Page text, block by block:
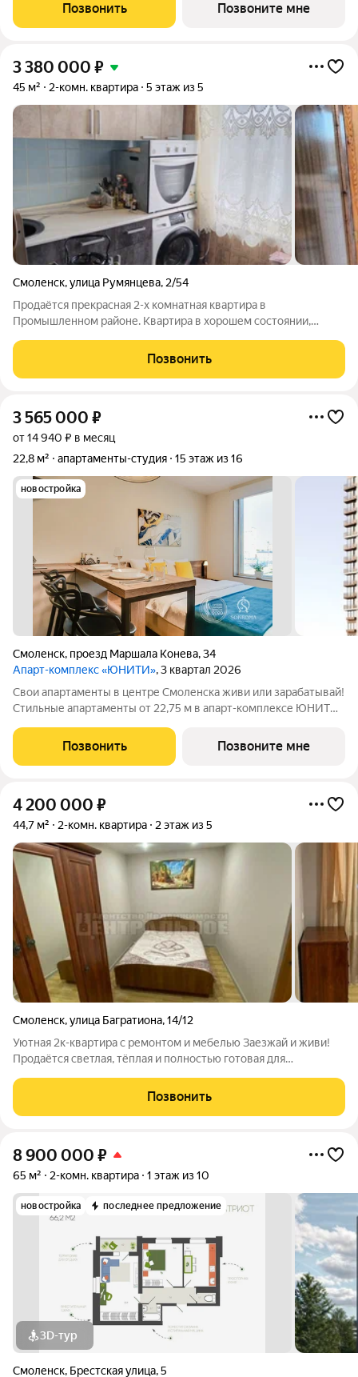
Позвонить Позвоните мне
3 380 000 ₽
45 м² 2-комн. квартира 5 этаж из 5
Смоленск,улица Румянцева, 2/54
Продаётся прекрасная 2-х комнатная квартира в
Промышленном районе. Квартира в хорошем состоянии,
заменены. Квартира продаётся с мебелью и бытовой техникой.
Отличное месторасположение дома,
Позвонить
3 565 000 ₽
от 14 940 ₽ в месяц
22,8 м²
апартаменты-студия 15 этаж из 16
новостройка
Смоленск, проезд Маршала Конева,34
Апарт-комплекс «ЮНИТИ», 3 квартал 2026
Свои апартаменты в центре Смоленска живи или зарабатывай!
Стильные апартаменты от 22,75 м в апарт-комплексе ЮНИТИ
кабинета. Современный лофт-комплекс с продуманной
инфраструктурой и
Позвонить Позвоните мне
4 200 000 ₽
44,7 м² 2-комн. квартира 2 этаж из 5
Смоленск,улица Багратиона,14/12
Уютная 2к-квартира с ремонтом и мебелью Заезжай и живи!
Продаётся светлая, тёплая и полностью готовая для
вариант как для собственного проживания, так и для сдачи в
аренду! Главные преимущества
Позвонить
8 900 000 ₽
65 м² 2-комн. квартира 1 этаж из 10
новостройка последнее предложение
3D-тур
Смоленск, Брестская улица,5